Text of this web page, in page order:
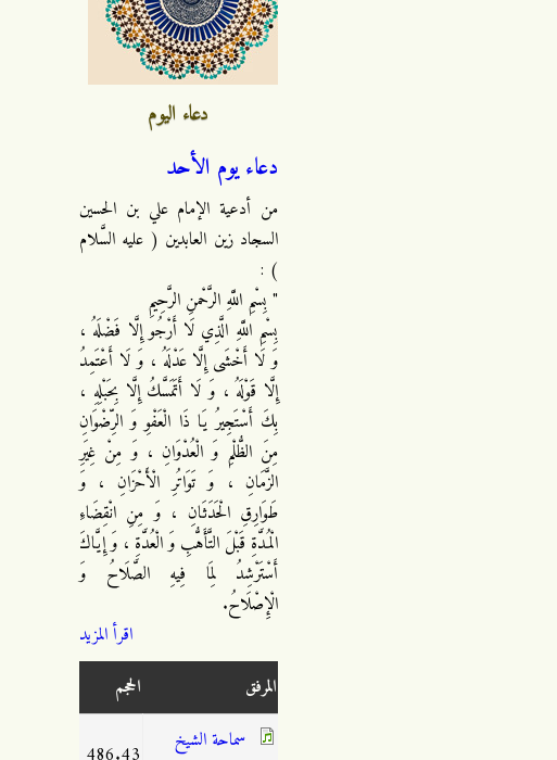
دعاء اليوم
دعاء يوم الأحد
من أدعية الإمام علي بن الحسين
السجاد زين العابدين ( عليه السَّلام
) :
" بِسْمِ اللَّهِ الرَّحْمنِ الرَّحِيمِ
بِسْمِ اللَّهِ الَّذِي لَا أَرْجُو إِلَّا فَضْلَهُ ،
وَ لَا أَخْشَى إِلَّا عَدْلَهُ ، وَ لَا أَعْتَمِدُ
إِلَّا قَوْلَهُ ، وَ لَا أَتَمَسَّكُ إِلَّا بِحَبْلِهِ ،
بِكَ أَسْتَجِيرُ يَا ذَا الْعَفْوِ وَ الرِّضْوَانِ
مِنَ الظُّلْمِ وَ الْعُدْوَانِ ، وَ مِنْ غِيَرِ
الزَّمَانِ ، وَ تَوَاتُرِ الْأَحْزَانِ ، وَ
طَوَارِقِ الْحَدَثَانِ ، وَ مِنِ انْقِضَاءِ
الْمُدَّةِ قَبْلَ التَّأَهُّبِ وَ الْعُدَّةِ ، وَ إِيَّاكَ
أَسْتَرْشِدُ لِمَا فِيهِ الصَّلَاحُ وَ
الْإِصْلَاحُ.
اقرأ المزيد
المرفق
الحجم
سماحة الشيخ